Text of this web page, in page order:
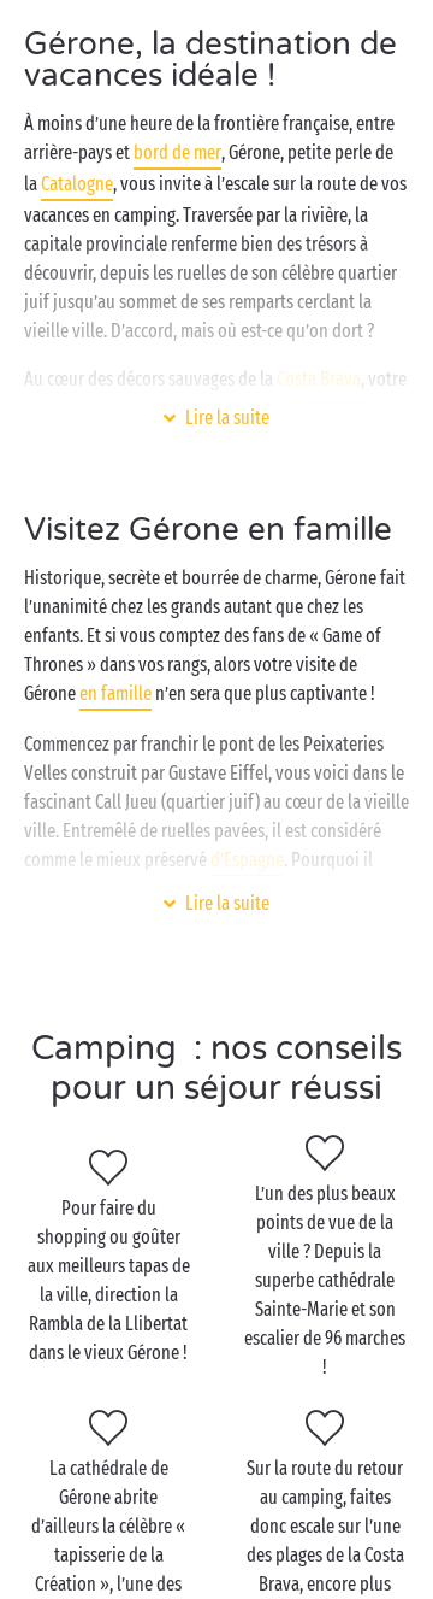
Gérone, la destination de
vacances idéale !
À moins d’une heure de la frontière française, entre
arrière-pays et bord de mer, Gérone, petite perle de
laCatalogne, vous invite à l’escale sur la route de vos
vacances en camping. Traversée par la rivière, la
capitale provinciale renferme bien des trésors à
découvrir, depuis les ruelles de son célèbre quartier
juif jusqu’au sommet de ses remparts cerclant la
vieille ville. D’accord, mais où est-ce qu’on dort ?
Au cœur des décors sauvages de la Costa Brava , votre
camping Sandaya vous accueille entre
tournois desportinter campeurs. Restaurant, bar à
portée de main dans votre camping étoilé, il ne vous
reste plus qu’à choisir entrecottage,tente lodge
emplacement de camping
pour toute la famille !
Lire la suite
Visitez Gérone en famille
Historique, secrète et bourrée de charme, Gérone fait
l’unanimité chez les grands autant que chez les
enfants. Et si vous comptez des fans de « Game of
Thrones » dans vos rangs, alors votre visite de
Géroneen famille n’en sera que plus captivante !
Commencez par franchir le pont de les Peixateries
Velles construit par Gustave Eiffel, vous voici dans le
fascinant Call Jueu (quartier juif) au cœur de la vieille
ville. Entremêlé de ruelles pavées, il est considéré
comme le mieux préservé d’Espagne. Pourquoi il
plaira tant aux enfants ? Pour son empreinte
Alternative à l’effervescence de Barceloneet aux
sorties plage bordant votre camping Sandaya,
Gérone s’impose comme une destination idéale pour
votre baladeen amoureux
. Avec ses musées, ses
maisons multicolores au bord de l’eau et ses
monuments de toutes époques, Gérone a de belles
histoires à vous conter. Incontournable, le Call
rassemble la plupart des sites d’intérêt, tels que le
musée de l’histoire juive, celui du cinéma à la
collection impressionnante ou encore le museu
d’Historia. Commencez par-là !
Changement d’atmosphère en découvrant les bains
arabes superbement conservés et dont la visite ne
vous prendra que quelques minutes. Vous y
Lire la suite
Camping : nos conseils
pour un séjour réussi
Pour faire du
shopping ou goûter
aux meilleurs tapas de
la ville, direction la
Rambla de la Llibertat
dans le vieux Gérone !
L’un des plus beaux
points de vue de la
ville ? Depuis la
superbe cathédrale
Sainte-Marie et son
escalier de 96 marches
!
La cathédrale de
Gérone abrite
d’ailleurs la célèbre «
tapisserie de la
Création », l’une des
Sur la route du retour
au camping, faites
donc escale sur l’une
des plages de la Costa
Brava, encore plus